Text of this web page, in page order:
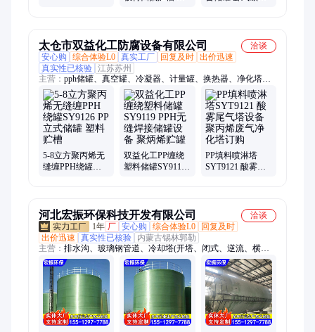
太仓市双益化工防腐设备有限公司
洽谈
安心购
综合体验L0 真实工厂 回复及时 出价迅速
真实性已核验 江苏苏州
主营： pph储罐、真空罐、冷凝器、计量罐、换热器、净化塔、
缠绕罐、搅拌罐、hdpe储罐、pp喷淋塔、盐酸储罐、卧式储罐、
立式储罐、离心风机、防腐设备、储罐定制、防腐储罐、焊接储
罐、真空机组、化工储罐、缠绕储罐、塑料pp储罐、立式pp储
罐、耐高温储罐、罗茨真空泵
5-8立方聚丙烯无
缝缠PPH绕罐
双益化工PP缠绕
塑料储罐SY9119
PP填料喷淋塔
SYT9121 酸雾尾
河北宏振环保科技开发有限公司
洽谈
1年 厂 安心购 综合体验L0
回复及时
出价迅速
真实性已核验
内蒙古锡林郭勒
主营： 排水沟、玻璃钢管道、冷却塔(开塔、闭式、逆流、横
流)、防水玻璃钢管、(HMP)玻璃钢一体化智能提升泵站、玻璃
钢(ppH)储罐